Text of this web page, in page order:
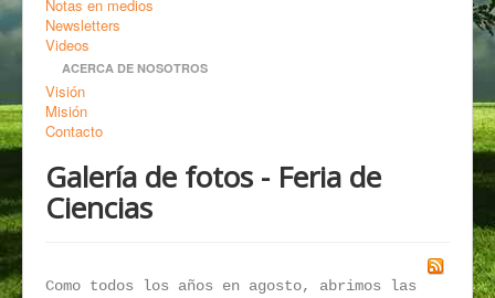
Notas en medios
Newsletters
Videos
ACERCA DE NOSOTROS
Visión
Misión
Contacto
Galería de fotos - Feria de
Ciencias
Como todos los años en agosto, abrimos las